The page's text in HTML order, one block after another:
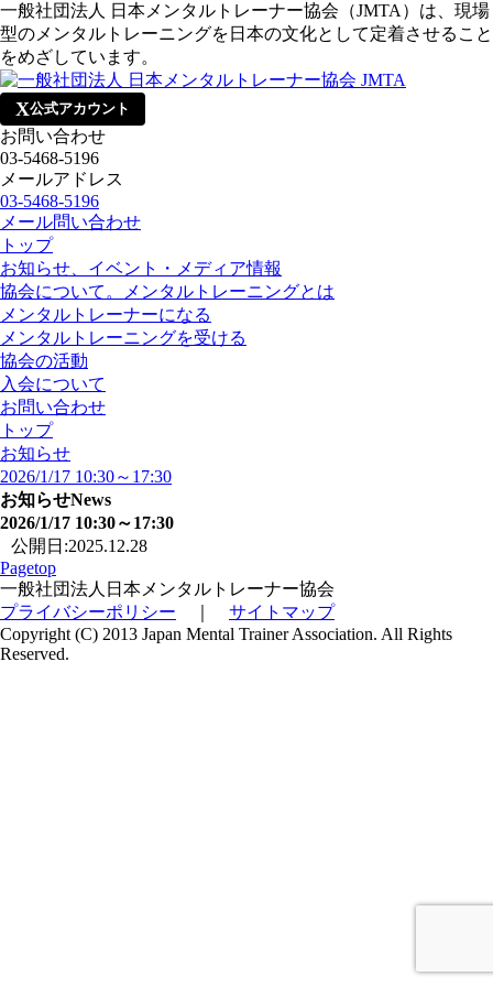
一般社団法人 日本メンタルトレーナー協会（JMTA）は、現場
型のメンタルトレーニングを日本の文化として定着させること
をめざしています。
X公式アカウント
お問い合わせ
03-5468-5196
メールアドレス
03-5468-5196
メール問い合わせ
トップ
お知らせ、イベント・メディア情報
協会について。メンタルトレーニングとは
メンタルトレーナーになる
メンタルトレーニングを受ける
協会の活動
入会について
お問い合わせ
トップ
お知らせ
2026/1/17 10:30～17:30
お知らせNews
2026/1/17 10:30～17:30
公開日:2025.12.28
Pagetop
一般社団法人日本メンタルトレーナー協会
プライバシーポリシー
サイトマップ
Copyright (C) 2013 Japan Mental Trainer Association. All Rights
Reserved.